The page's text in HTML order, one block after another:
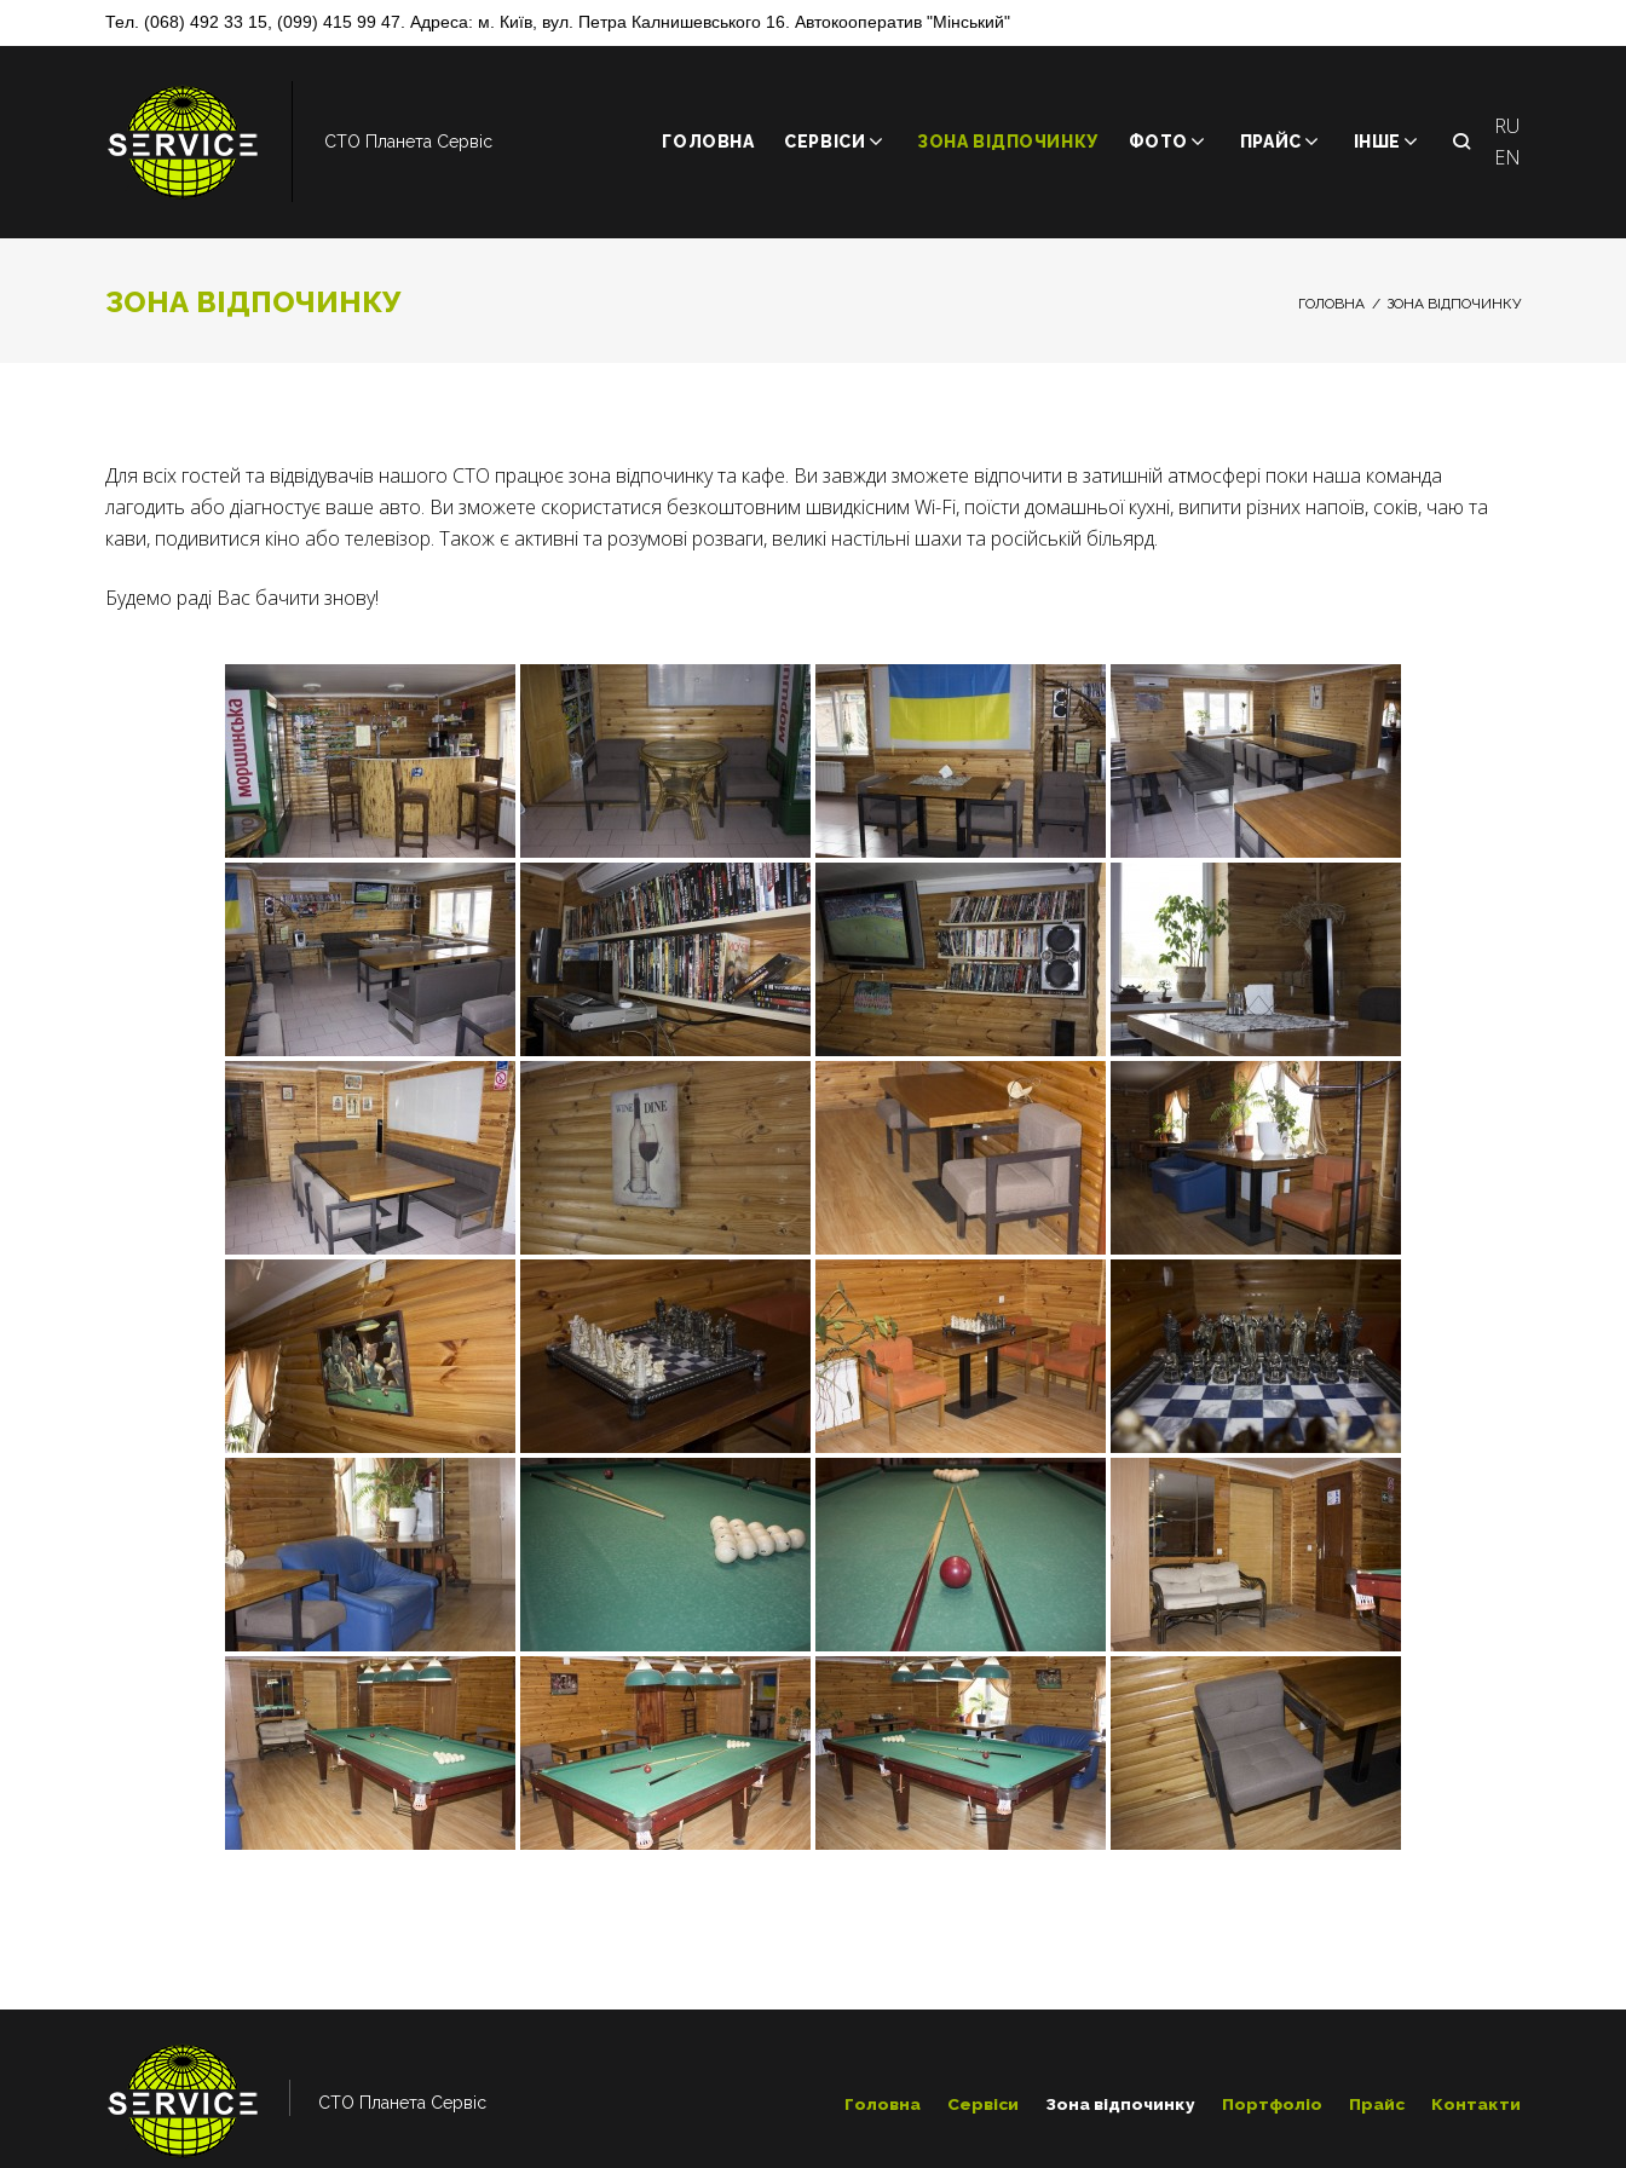
to
Тел. (068) 492 33 15 (099) 415 99 47 . Адреса: м. Київ, вул. Петра Калнишевського 16. Автокооператив "Мінський"
СТО Планета Сервіс ГОЛОВНА СЕРВІСИ ЗОНА ВІДПОЧИНКУ ФОТО ПРАЙС ІНШЕ
RU
EN
ЗОНА ВІДПОЧИНКУ ГОЛОВНА / ЗОНА ВІДПОЧИНКУ
ЗОНА
ВІДПОЧИНКУ
Для всіх гостей та відвідувачів нашого СТО працює зона відпочинку та кафе. Ви завжди зможете відпочити в затишній атмосфері поки наша команда
лагодить або діагностує ваше авто. Ви зможете скористатися безкоштовним швидкісним Wi-Fi, поїсти домашньої кухні, випити різних напоїв, соків, чаю та
кави, подивитися кіно або телевізор. Також є активні та розумові розваги, великі настільні шахи та російській більярд.
Будемо раді Вас бачити знову!
СТО Планета Сервіс Головна Сервіси Зона відпочинку Портфоліо Прайс Контакти